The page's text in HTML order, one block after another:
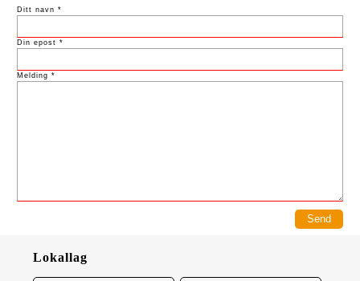
Ditt navn *
Din epost *
Melding *
Lokallag